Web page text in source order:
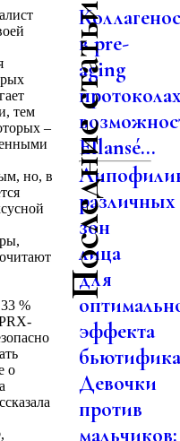
тем
–
но, в
%
о
Последние статьи
в pre-
aging
Ellansé...
различных
зон
лица
для
эффекта
Девочки
против
мальчиков: